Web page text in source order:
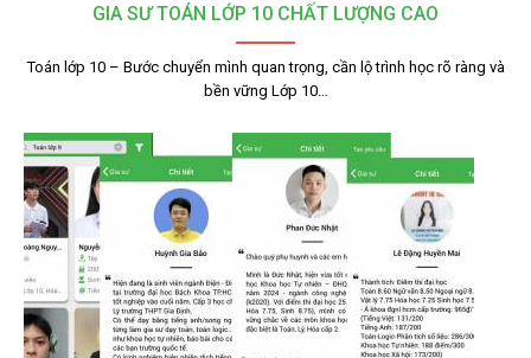
GIA SƯ TOÁN LỚP 10 CHẤT LƯỢNG CAO
Toán lớp 10 – Bước chuyển mình quan trọng, cần lộ trình học rõ ràng và
bền vững Lớp 10…